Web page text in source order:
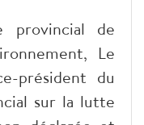
provincial de
Le
président du
sur la lutte